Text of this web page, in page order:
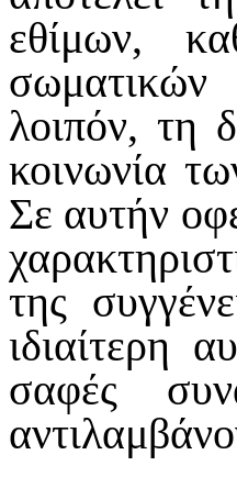
εθίμων,
λοιπόν, τη
κοινωνία
Σε αυτήν
της
ιδιαίτερη
σαφές